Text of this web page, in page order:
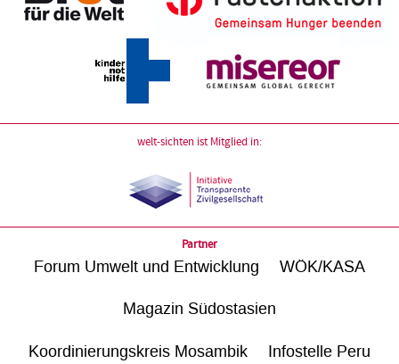
welt-sichten ist Mitglied in:
Partner
Forum Umwelt und Entwicklung WÖK/KASA
Magazin Südostasien
Koordinierungskreis Mosambik Infostelle Peru